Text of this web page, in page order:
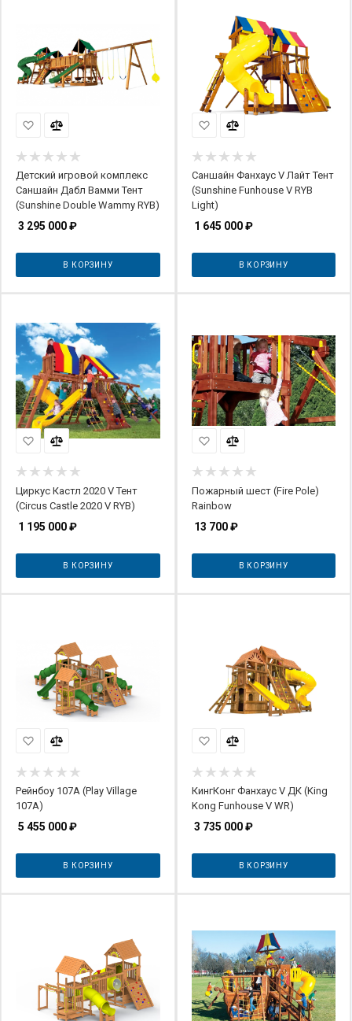
Детский игровой комплекс
Саншайн Дабл Вамми Тент
(Sunshine Double Wammy RYB)
3 295 000₽
В КОРЗИНУ
Саншайн Фанхаус V Лайт Тент
(Sunshine Funhouse V RYB
Light)
1 645 000₽
В КОРЗИНУ
Циркус Кастл 2020 V Тент
(Circus Castle 2020 V RYB)
1 195 000₽
В КОРЗИНУ
Пожарный шест (Fire Pole)
Rainbow
13 700₽
В КОРЗИНУ
Рейнбоу 107A (Play Village
107A)
5 455 000₽
В КОРЗИНУ
КингКонг Фанхаус V ДК (King
Kong Funhouse V WR)
3 735 000₽
В КОРЗИНУ